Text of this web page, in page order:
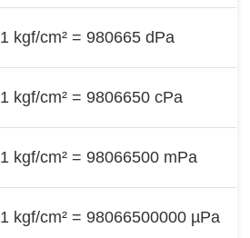
1 kgf/cm² = 980665 dPa
1 kgf/cm² = 9806650 cPa
1 kgf/cm² = 98066500 mPa
1 kgf/cm² = 98066500000 µPa